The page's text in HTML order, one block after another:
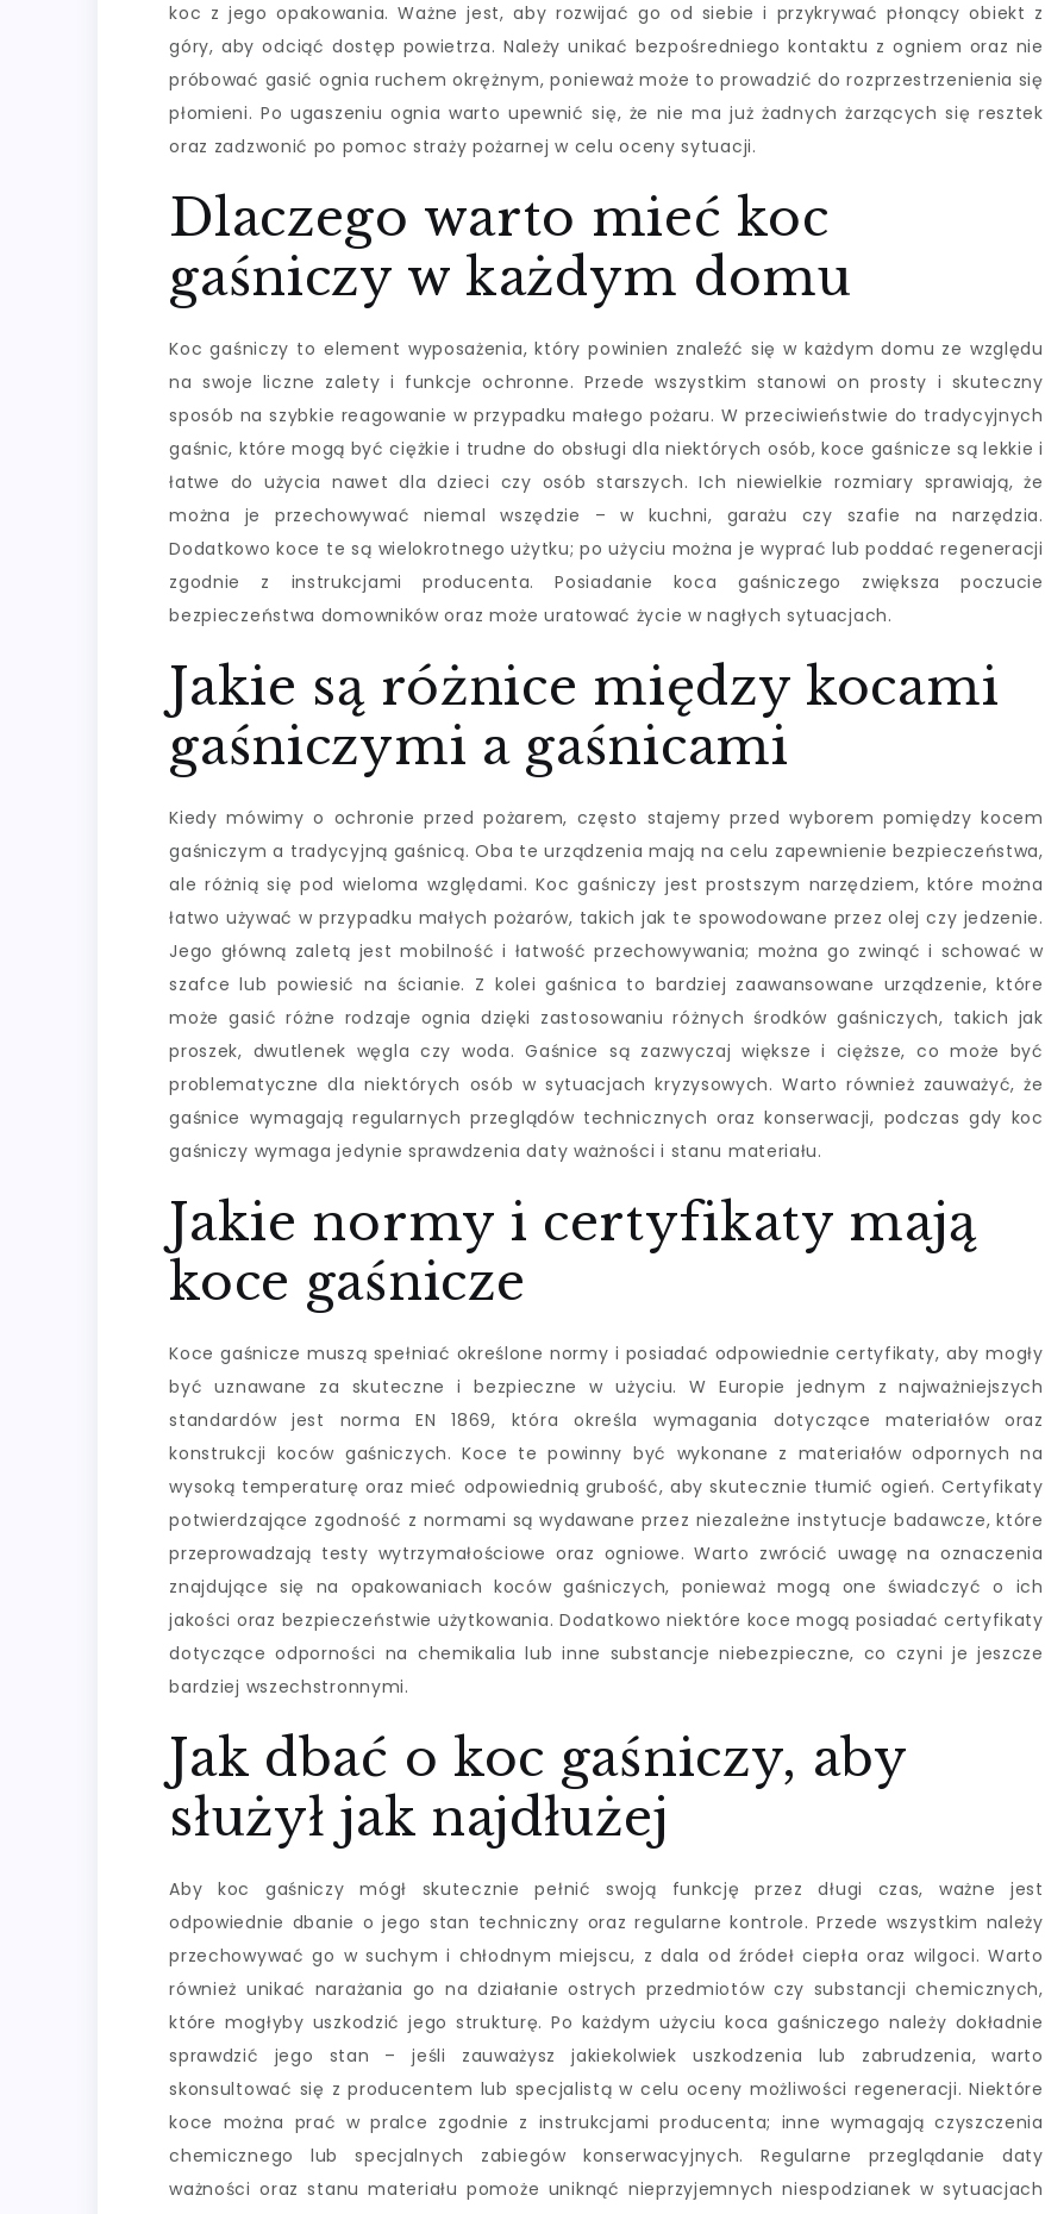
koc z jego opakowania. Ważne jest, aby rozwijać go od siebie i przykrywać płonący obiekt z
góry, aby odciąć dostęp powietrza. Należy unikać bezpośredniego kontaktu z ogniem oraz nie
próbować gasić ognia ruchem okrężnym, ponieważ może to prowadzić do rozprzestrzenienia się
płomieni. Po ugaszeniu ognia warto upewnić się, że nie ma już żadnych żarzących się resztek
oraz zadzwonić po pomoc straży pożarnej w celu oceny sytuacji.
Dlaczego warto mieć koc
gaśniczy w każdym domu
Koc gaśniczy to element wyposażenia, który powinien znaleźć się w każdym domu ze względu
na swoje liczne zalety i funkcje ochronne. Przede wszystkim stanowi on prosty i skuteczny
sposób na szybkie reagowanie w przypadku małego pożaru. W przeciwieństwie do tradycyjnych
gaśnic, które mogą być ciężkie i trudne do obsługi dla niektórych osób, koce gaśnicze są lekkie i
łatwe do użycia nawet dla dzieci czy osób starszych. Ich niewielkie rozmiary sprawiają, że
można je przechowywać niemal wszędzie – w kuchni, garażu czy szafie na narzędzia.
Dodatkowo koce te są wielokrotnego użytku; po użyciu można je wyprać lub poddać regeneracji
zgodnie z instrukcjami producenta. Posiadanie koca gaśniczego zwiększa poczucie
bezpieczeństwa domowników oraz może uratować życie w nagłych sytuacjach.
Jakie są różnice między kocami
gaśniczymi a gaśnicami
Kiedy mówimy o ochronie przed pożarem, często stajemy przed wyborem pomiędzy kocem
gaśniczym a tradycyjną gaśnicą. Oba te urządzenia mają na celu zapewnienie bezpieczeństwa,
ale różnią się pod wieloma względami. Koc gaśniczy jest prostszym narzędziem, które można
łatwo używać w przypadku małych pożarów, takich jak te spowodowane przez olej czy jedzenie.
Jego główną zaletą jest mobilność i łatwość przechowywania; można go zwinąć i schować w
szafce lub powiesić na ścianie. Z kolei gaśnica to bardziej zaawansowane urządzenie, które
może gasić różne rodzaje ognia dzięki zastosowaniu różnych środków gaśniczych, takich jak
proszek, dwutlenek węgla czy woda. Gaśnice są zazwyczaj większe i cięższe, co może być
problematyczne dla niektórych osób w sytuacjach kryzysowych. Warto również zauważyć, że
gaśnice wymagają regularnych przeglądów technicznych oraz konserwacji, podczas gdy koc
gaśniczy wymaga jedynie sprawdzenia daty ważności i stanu materiału.
Jakie normy i certyfikaty mają
koce gaśnicze
Koce gaśnicze muszą spełniać określone normy i posiadać odpowiednie certyfikaty, aby mogły
być uznawane za skuteczne i bezpieczne w użyciu. W Europie jednym z najważniejszych
standardów jest norma EN 1869, która określa wymagania dotyczące materiałów oraz
konstrukcji koców gaśniczych. Koce te powinny być wykonane z materiałów odpornych na
wysoką temperaturę oraz mieć odpowiednią grubość, aby skutecznie tłumić ogień. Certyfikaty
potwierdzające zgodność z normami są wydawane przez niezależne instytucje badawcze, które
przeprowadzają testy wytrzymałościowe oraz ogniowe. Warto zwrócić uwagę na oznaczenia
znajdujące się na opakowaniach koców gaśniczych, ponieważ mogą one świadczyć o ich
jakości oraz bezpieczeństwie użytkowania. Dodatkowo niektóre koce mogą posiadać certyfikaty
dotyczące odporności na chemikalia lub inne substancje niebezpieczne, co czyni je jeszcze
bardziej wszechstronnymi.
Jak dbać o koc gaśniczy, aby
służył jak najdłużej
Aby koc gaśniczy mógł skutecznie pełnić swoją funkcję przez długi czas, ważne jest
odpowiednie dbanie o jego stan techniczny oraz regularne kontrole. Przede wszystkim należy
przechowywać go w suchym i chłodnym miejscu, z dala od źródeł ciepła oraz wilgoci. Warto
również unikać narażania go na działanie ostrych przedmiotów czy substancji chemicznych,
które mogłyby uszkodzić jego strukturę. Po każdym użyciu koca gaśniczego należy dokładnie
sprawdzić jego stan – jeśli zauważysz jakiekolwiek uszkodzenia lub zabrudzenia, warto
skonsultować się z producentem lub specjalistą w celu oceny możliwości regeneracji. Niektóre
koce można prać w pralce zgodnie z instrukcjami producenta; inne wymagają czyszczenia
chemicznego lub specjalnych zabiegów konserwacyjnych. Regularne przeglądanie daty
ważności oraz stanu materiału pomoże uniknąć nieprzyjemnych niespodzianek w sytuacjach